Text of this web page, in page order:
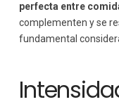
perfecta entre
complementen y se
fundamental